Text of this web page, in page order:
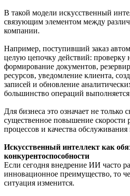
В такой модели искусственный
связующим элементом между
компании.
Например, поступивший заказ
целую цепочку действий: проверку
формирование документов,
ресурсов, уведомление клиента,
записей и обновление
большинство операций выполняется
Для бизнеса это означает не только
существенное повышение скорости
процессов и качества обслуживания
Искусственный интеллект как
конкурентоспособности
Если сегодня внедрение ИИ часто
инновационное преимущество, то
ситуация изменится.